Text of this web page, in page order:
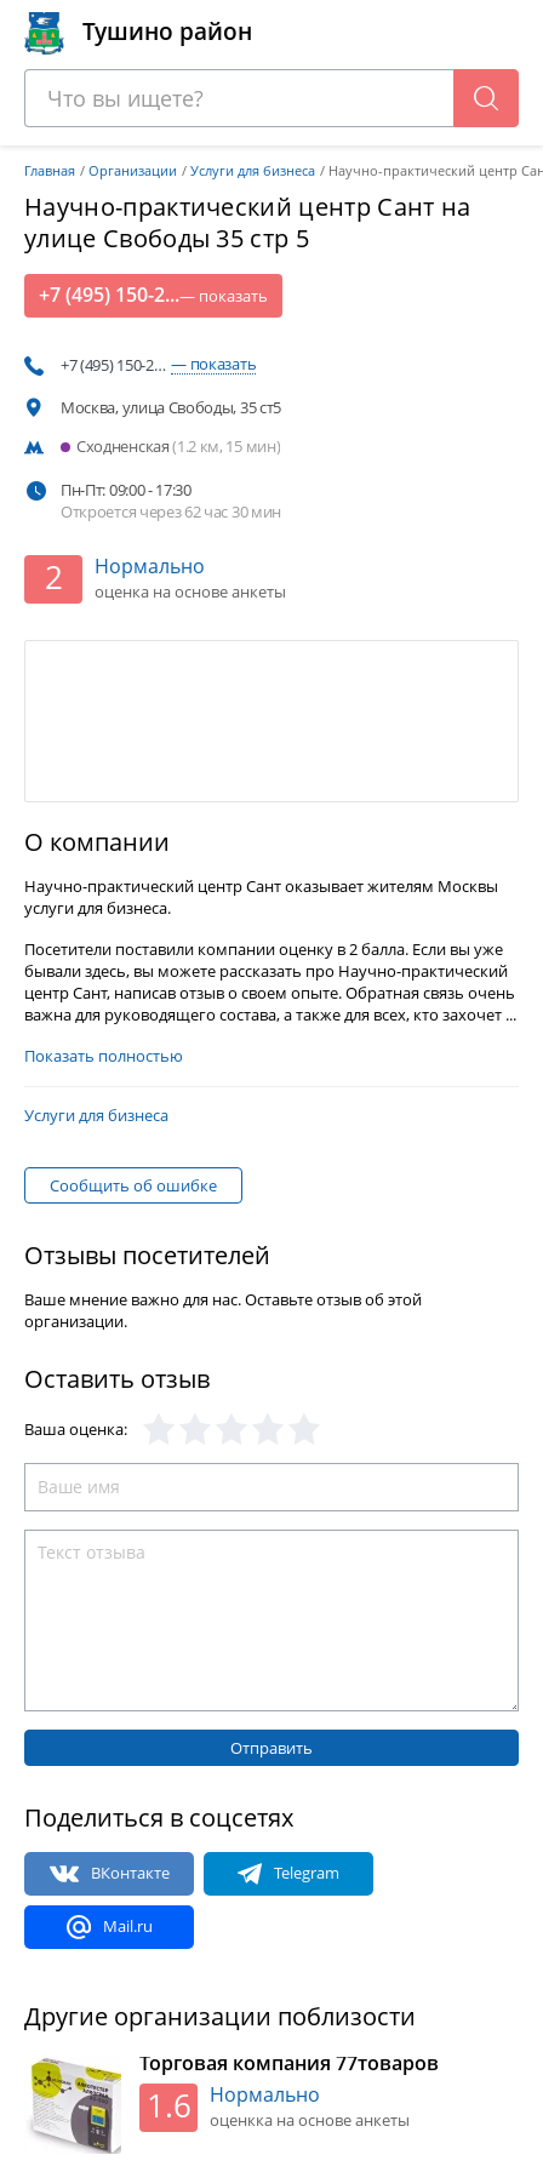
Тушино район
Главная Организации Услуги для бизнеса Научно-практический центр
Научно-практический центр Сант на
улице Свободы 35 стр 5
+7 (495) 150-2...— показать
+7 (495) 150-2… — показать
Москва, улица Свободы, 35 ст5
2 Нормально
оценка на основе анкеты
Сходненская(1.2 км, 15 мин)
Пн-Пт: 09:00 - 17:30
Откроется через 62 час 30 мин
О компании
Научно-практический центр Сант оказывает жителям Москвы
услуги для бизнеса.
Посетители поставили компании оценку в 2 балла. Если вы уже
бывали здесь, вы можете рассказать про Научно-практический
центр Сант, написав отзыв о своем опыте. Обратная связь очень
важна для руководящего состава, а также для всех, кто захочет ...
Показать полностью
Услуги для бизнеса
Сообщить об ошибке
Отзывы посетителей
Ваше мнение важно для нас. Оставьте отзыв об этой
организации.
Оставить отзыв
Ваша оценка:
Отправить
Поделиться в соцсетях
Другие организации поблизости
Торговая компания 77товаров
1.6 Нормально
оценкка на основе анкеты